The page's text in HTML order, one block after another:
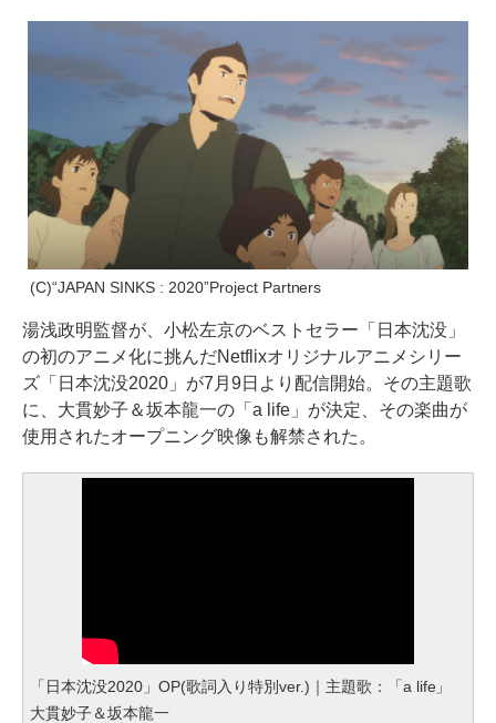
(C)“JAPAN SINKS : 2020”Project Partners
湯浅政明監督が、小松左京のベストセラー「日本沈没」
の初のアニメ化に挑んだNetflixオリジナルアニメシリー
ズ「日本沈没2020」が7月9日より配信開始。その主題歌
に、大貫妙子＆坂本龍一の「a life」が決定、その楽曲が
使用されたオープニング映像も解禁された。
「日本沈没2020」OP(歌詞入り特別ver.)｜主題歌：「a life」
大貫妙子＆坂本龍一